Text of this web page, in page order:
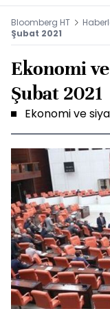
Bloomberg HT
Şubat 2021
Ekonomi
Şubat 2021
Ekonomi ve